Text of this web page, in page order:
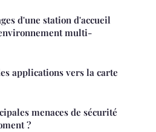
d'une station d'accueil
multi-
applications vers la carte
menaces de sécurité
?